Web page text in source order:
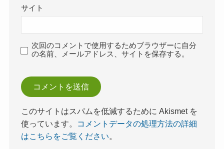
サイト
次回のコメントで使用するためブラウザーに自分
の名前、メールアドレス、サイトを保存する。
このサイトはスパムを低減するために Akismet を
使っています。
コメントデータの処理方法の詳細
はこちらをご覧ください。